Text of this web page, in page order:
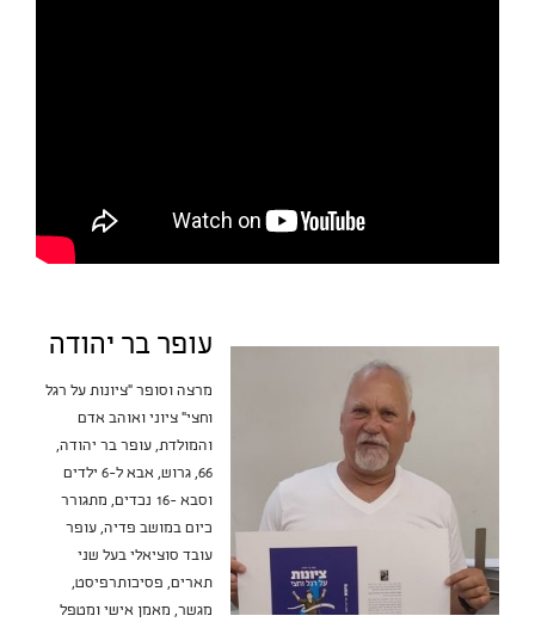
עופר בר יהודה
מרצה וסופר "ציונות על רגל
וחצי" ציוני ואוהב אדם
והמולדת, עופר בר יהודה,
66, גרוש, אבא ל-6 ילדים
וסבא -16 נכדים, מתגורר
כיום במושב פדיה, עופר
עובד סוציאלי בעל שני
תארים, פסיכותרפיסט,
מגשר, מאמן אישי ומטפל